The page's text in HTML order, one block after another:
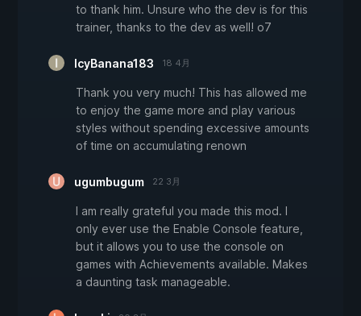
to thank him. Unsure who the dev is for this
trainer, thanks to the dev as well! o7
IcyBanana183 18 4月
Thank you very much! This has allowed me
to enjoy the game more and play various
styles without spending excessive amounts
of time on accumulating renown
ugumbugum 22 3月
I am really grateful you made this mod. I
only ever use the Enable Console feature,
but it allows you to use the console on
games with Achievements available. Makes
a daunting task manageable.